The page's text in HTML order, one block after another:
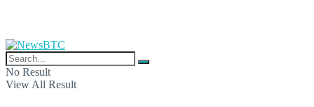
No Result
View All Result